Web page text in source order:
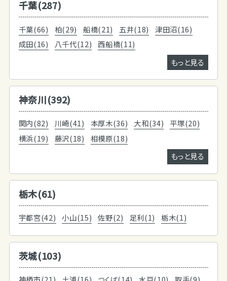
千葉(287)
千葉(66) 柏(29) 船橋(21) 五井(18)
津田沼(16)
成田(16)
八千代(12)
西船橋(11)
もっと見る
神奈川(392)
関内(82) 川崎(41) 本厚木(36) 大和(34)
平塚(20)
横浜(19)
藤沢(18)
相模原(18)
もっと見る
栃木(61)
宇都宮(42) 小山(15) 佐野(2) 足利(1) 栃木(1)
茨城(103)